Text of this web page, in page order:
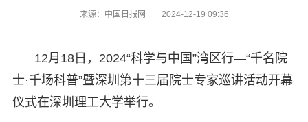
来源：中国日报网 2024-12-19 09:36
12月18日，2024“科学与中国”湾区行—“千名院
士·千场科普”暨深圳第十三届院士专家巡讲活动开幕
仪式在深圳理工大学举行。